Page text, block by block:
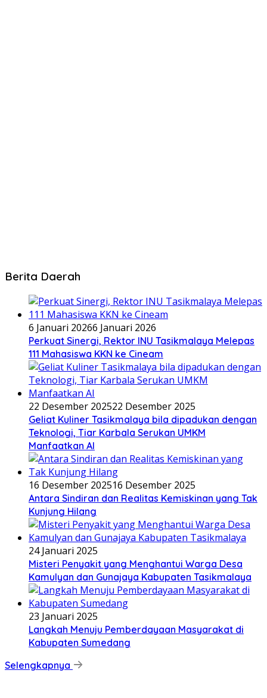
Berita Daerah
6 Januari 20266 Januari 2026
Perkuat Sinergi, Rektor INU Tasikmalaya Melepas
111 Mahasiswa KKN ke Cineam
22 Desember 202522 Desember 2025
Geliat Kuliner Tasikmalaya bila dipadukan dengan
Teknologi, Tiar Karbala Serukan UMKM
Manfaatkan AI
16 Desember 202516 Desember 2025
Antara Sindiran dan Realitas Kemiskinan yang Tak
Kunjung Hilang
24 Januari 2025
Misteri Penyakit yang Menghantui Warga Desa
Kamulyan dan Gunajaya Kabupaten Tasikmalaya
23 Januari 2025
Langkah Menuju Pemberdayaan Masyarakat di
Kabupaten Sumedang
Selengkapnya